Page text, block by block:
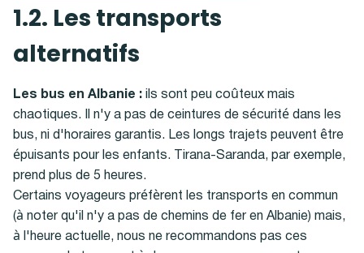
1.2. Les transports
alternatifs
Les bus en Albanie :
ils sont peu coûteux mais
chaotiques. Il n'y a pas de ceintures de sécurité dans les
bus, ni d'horaires garantis. Les longs trajets peuvent être
épuisants pour les enfants. Tirana-Saranda, par exemple,
prend plus de 5 heures.
Certains voyageurs préfèrent les transports en commun
(à noter qu'il n'y a pas de chemins de fer en Albanie) mais,
à l'heure actuelle, nous ne recommandons pas ces